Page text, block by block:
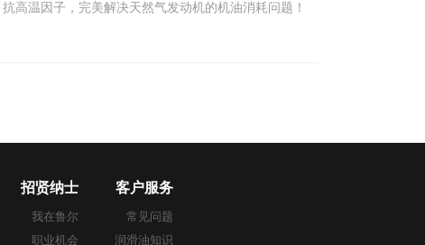
抗高温因子，完美解决天然气发动机的机油消耗问题！
招贤纳士
我在鲁尔
职业机会
客户服务
常见问题
润滑油知识